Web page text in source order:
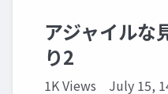
アジャイルな
り2
1K Views July 15,